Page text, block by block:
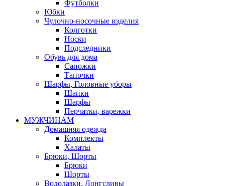
Футболки
Юбки
Чулочно-носочные изделия
Колготки
Носки
Подследники
Обувь для дома
Сапожки
Тапочки
Шарфы, Головные уборы
Шапки
Шарфы
Перчатки, варежки
МУЖЧИНАМ
Домашняя одежда
Комплекты
Халаты
Брюки, Шорты
Брюки
Шорты
Водолазки, Лонгсливы